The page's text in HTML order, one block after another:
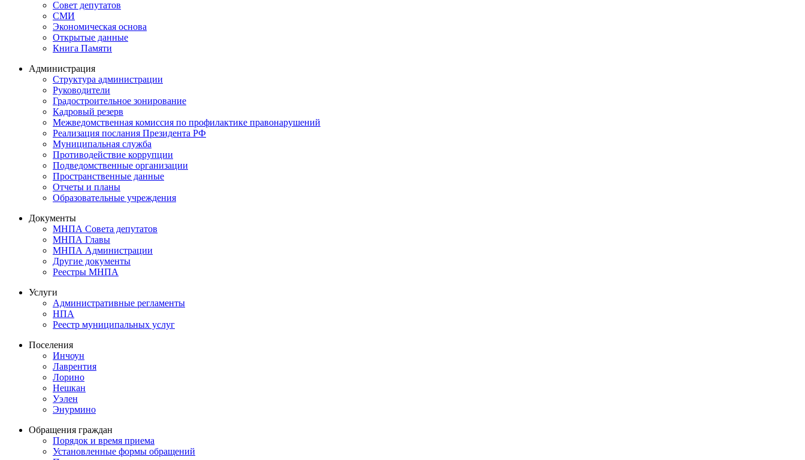
Совет депутатов
СМИ
Экономическая основа
Открытые данные
Книга Памяти
Администрация
Структура администрации
Руководители
Градостроительное зонирование
Кадровый резерв
Межведомственная комиссия по профилактике правонарушений
Реализация послания Президента РФ
Муниципальная служба
Противодействие коррупции
Подведомственные организации
Пространственные данные
Отчеты и планы
Образовательные учреждения
Документы
МНПА Совета депутатов
МНПА Главы
МНПА Администрации
Другие документы
Реестры МНПА
Услуги
Административные регламенты
НПА
Реестр муниципальных услуг
Поселения
Инчоун
Лаврентия
Лорино
Нешкан
Уэлен
Энурмино
Обращения граждан
Порядок и время приема
Установленные формы обращений